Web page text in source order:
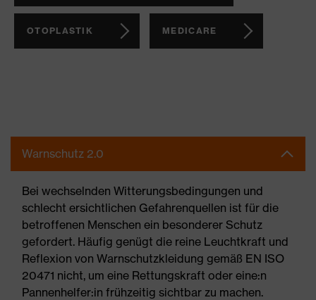
OTOPLASTIK MEDICARE
Warnschutz 2.0
Bei wechselnden Witterungsbedingungen und
schlecht ersichtlichen Gefahrenquellen ist für die
betroffenen Menschen ein besonderer Schutz
gefordert. Häufig genügt die reine Leuchtkraft und
Reflexion von Warnschutzkleidung gemäß EN ISO
20471 nicht, um eine Rettungskraft oder eine:n
Pannenhelfer:in frühzeitig sichtbar zu machen.